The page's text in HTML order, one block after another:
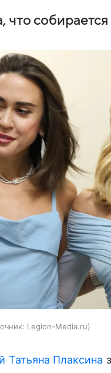
что
Legion-Media.ru
Татьяна Плаксина